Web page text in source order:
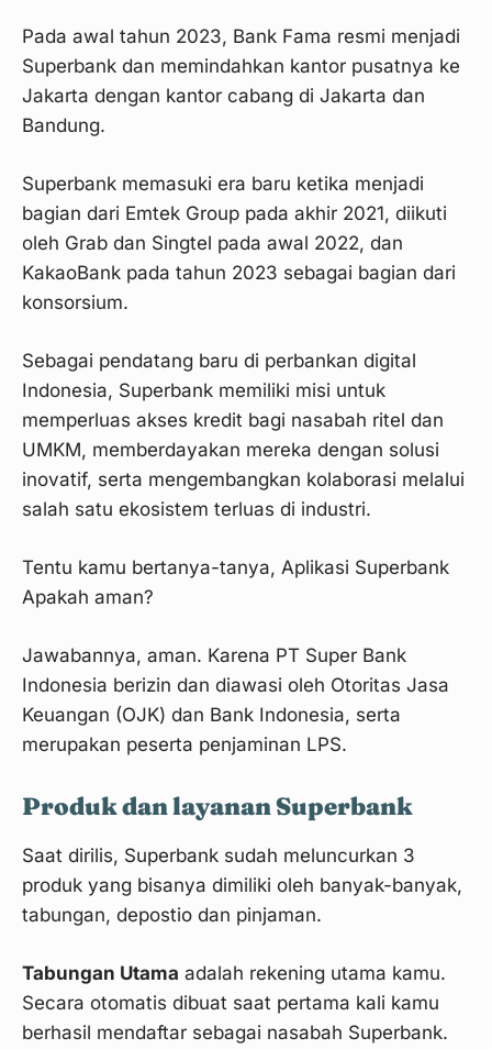
Pada awal tahun 2023, Bank Fama resmi menjadi
Superbank dan memindahkan kantor pusatnya ke
Jakarta dengan kantor cabang di Jakarta dan
Bandung.
Superbank memasuki era baru ketika menjadi
bagian dari Emtek Group pada akhir 2021, diikuti
oleh Grab dan Singtel pada awal 2022, dan
KakaoBank pada tahun 2023 sebagai bagian dari
konsorsium.
Sebagai pendatang baru di perbankan digital
Indonesia, Superbank memiliki misi untuk
memperluas akses kredit bagi nasabah ritel dan
UMKM, memberdayakan mereka dengan solusi
inovatif, serta mengembangkan kolaborasi melalui
salah satu ekosistem terluas di industri.
Tentu kamu bertanya-tanya, Aplikasi Superbank
Apakah aman?
Jawabannya, aman. Karena PT Super Bank
Indonesia berizin dan diawasi oleh Otoritas Jasa
Keuangan (OJK) dan Bank Indonesia, serta
merupakan peserta penjaminan LPS.
Produk dan layanan Superbank
Saat dirilis, Superbank sudah meluncurkan 3
produk yang bisanya dimiliki oleh banyak-banyak,
tabungan, depostio dan pinjaman.
Tabungan Utama adalah rekening utama kamu.
Secara otomatis dibuat saat pertama kali kamu
berhasil mendaftar sebagai nasabah Superbank.